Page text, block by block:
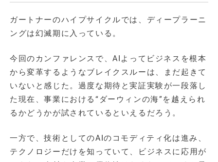
ガートナーのハイプサイクルでは、ディープラーニ
ングは幻滅期に入っている。
今回のカンファレンスで、AIよってビジネスを根本
から変革するようなブレイクスルーは、まだ起きて
いないと感じた。過度な期待と実証実験が一段落し
た現在、事業における“ダーウィンの海”を越えられ
るかどうかが試されているといえるだろう。
一方で、技術としてのAIのコモディティ化は進み、
テクノロジーだけを知っていて、ビジネスに応用が